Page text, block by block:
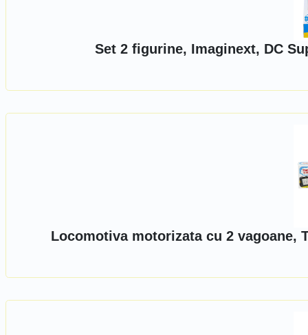
Set 2 figurine, Imaginext, DC
Locomotiva motorizata cu 2 vagoane,